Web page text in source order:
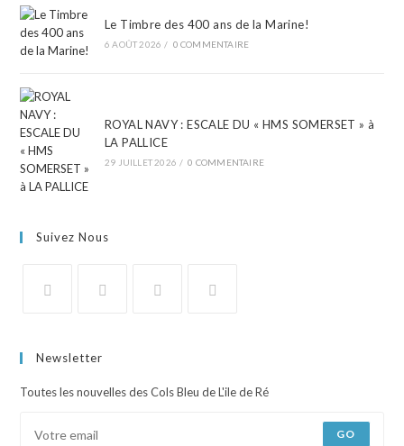
Le Timbre des 400 ans de la Marine!
6 AOÛT 2026 / 0 COMMENTAIRE
ROYAL NAVY : ESCALE DU « HMS SOMERSET » à
LA PALLICE
29 JUILLET 2026 / 0 COMMENTAIRE
Suivez Nous
Newsletter
Toutes les nouvelles des Cols Bleu de L'ile de Ré
GO